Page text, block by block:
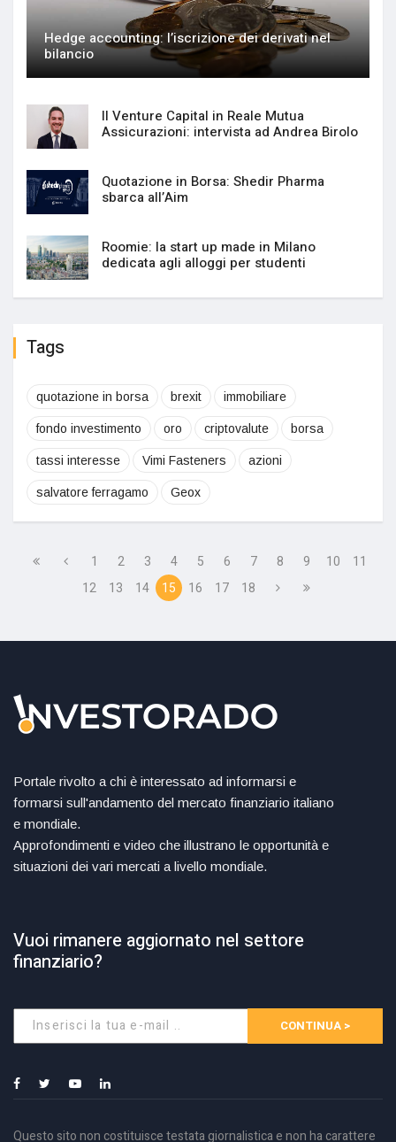
Hedge accounting: l’iscrizione dei derivati nel
bilancio
Il Venture Capital in Reale Mutua
Assicurazioni: intervista ad Andrea Birolo
Quotazione in Borsa: Shedir Pharma
sbarca all’Aim
Roomie: la start up made in Milano
dedicata agli alloggi per studenti
Tags
quotazione in borsa brexit immobiliare
fondo investimento oro criptovalute borsa
tassi interesse Vimi Fasteners azioni
salvatore ferragamo Geox
1 2 3 4 5 6 7 8 9 10
11
12
13 14 15 16 17 18
Portale rivolto a chi è interessato ad informarsi e
formarsi sull'andamento del mercato finanziario italiano
e mondiale.
Approfondimenti e video che illustrano le opportunità e
situazioni dei vari mercati a livello mondiale.
Vuoi rimanere aggiornato nel settore
finanziario?
CONTINUA >
Questo sito non costituisce testata giornalistica e non ha carattere